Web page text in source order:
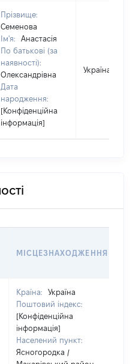
Прізвище:
Семенова
Ім'я:
Анастасія
По батькові (за
наявності):
Олександрівна
Дата
народження:
[Конфіденційна
інформація]
Україна
МІСЦЕЗНАХОДЖЕННЯ
Країна:
Україна
Поштовий індекс:
[Конфіденційна
інформація]
Населений пункт:
Ясногородка /